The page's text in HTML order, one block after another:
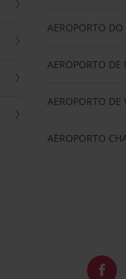
AEROPORTO
AEROPORTO DE
AEROPORTO DE
AEROPORTO